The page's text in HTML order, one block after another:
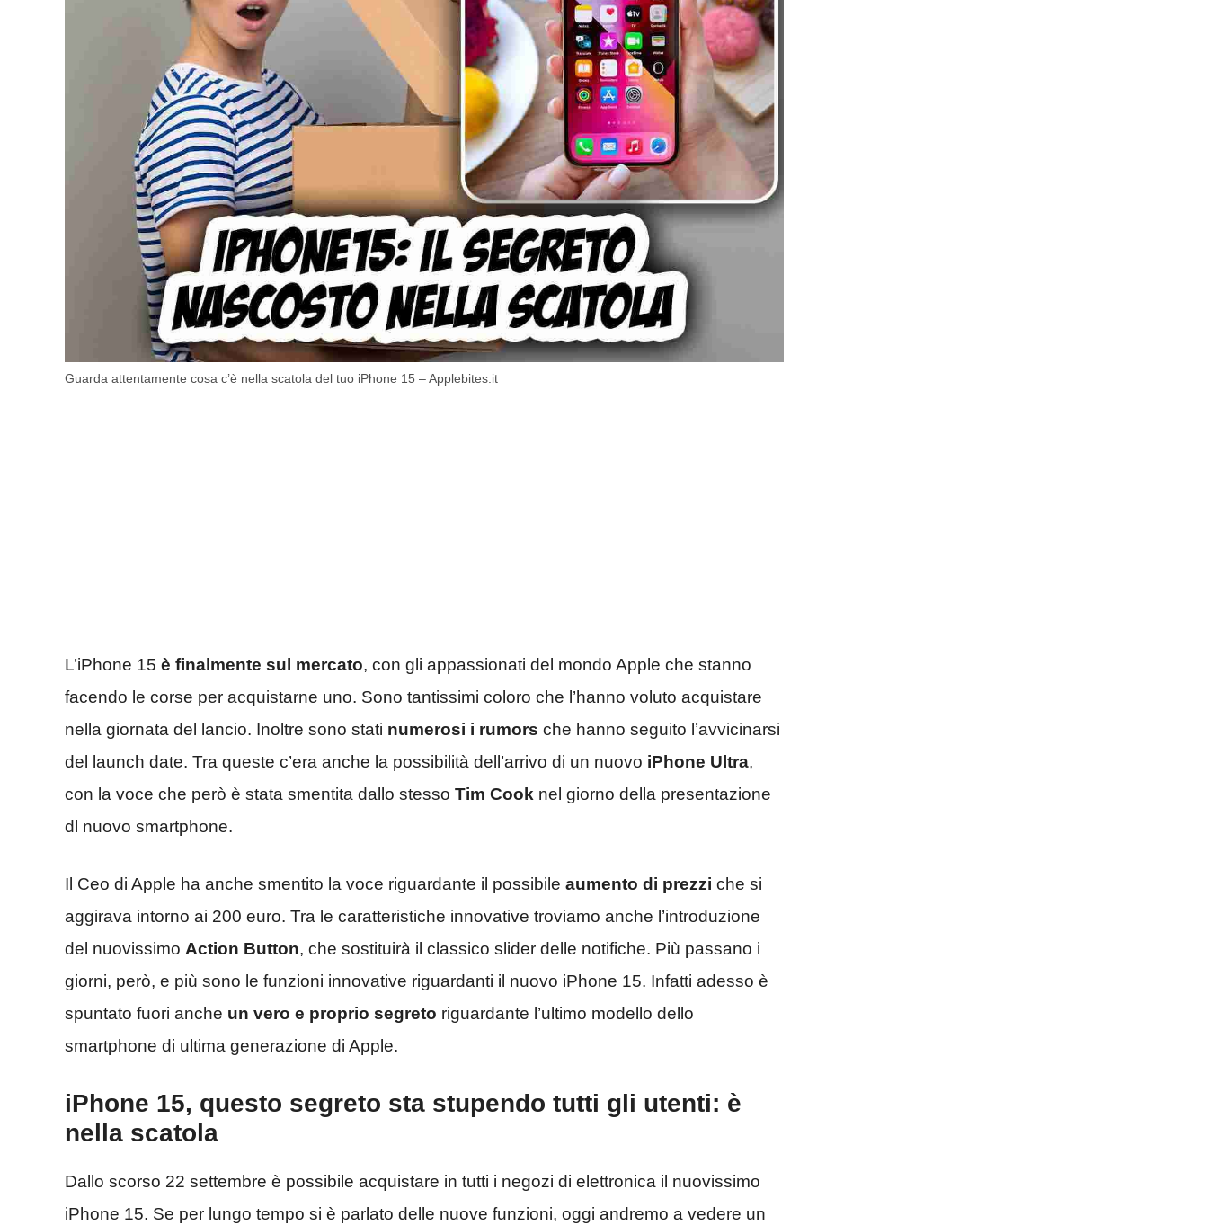
Guarda attentamente cosa c’è nella scatola del tuo iPhone 15 – Applebites.it
L’iPhone 15 è finalmente sul mercato, con gli appassionati del mondo Apple che stanno
facendo le corse per acquistarne uno. Sono tantissimi coloro che l’hanno voluto acquistare
nella giornata del lancio. Inoltre sono stati numerosi i rumors che hanno seguito l’avvicinarsi
del launch date. Tra queste c’era anche la possibilità dell’arrivo di un nuovo iPhone Ultra,
con la voce che però è stata smentita dallo stesso Tim Cook nel giorno della presentazione
dl nuovo smartphone.
Il Ceo di Apple ha anche smentito la voce riguardante il possibile aumento di prezzi che si
aggirava intorno ai 200 euro. Tra le caratteristiche innovative troviamo anche l’introduzione
del nuovissimo Action Button, che sostituirà il classico slider delle notifiche. Più passano i
giorni, però, e più sono le funzioni innovative riguardanti il nuovo iPhone 15. Infatti adesso è
spuntato fuori anche un vero e proprio segreto riguardante l’ultimo modello dello
smartphone di ultima generazione di Apple.
iPhone 15, questo segreto sta stupendo tutti gli utenti: è
nella scatola
Dallo scorso 22 settembre è possibile acquistare in tutti i negozi di elettronica il nuovissimo
iPhone 15. Se per lungo tempo si è parlato delle nuove funzioni, oggi andremo a vedere un